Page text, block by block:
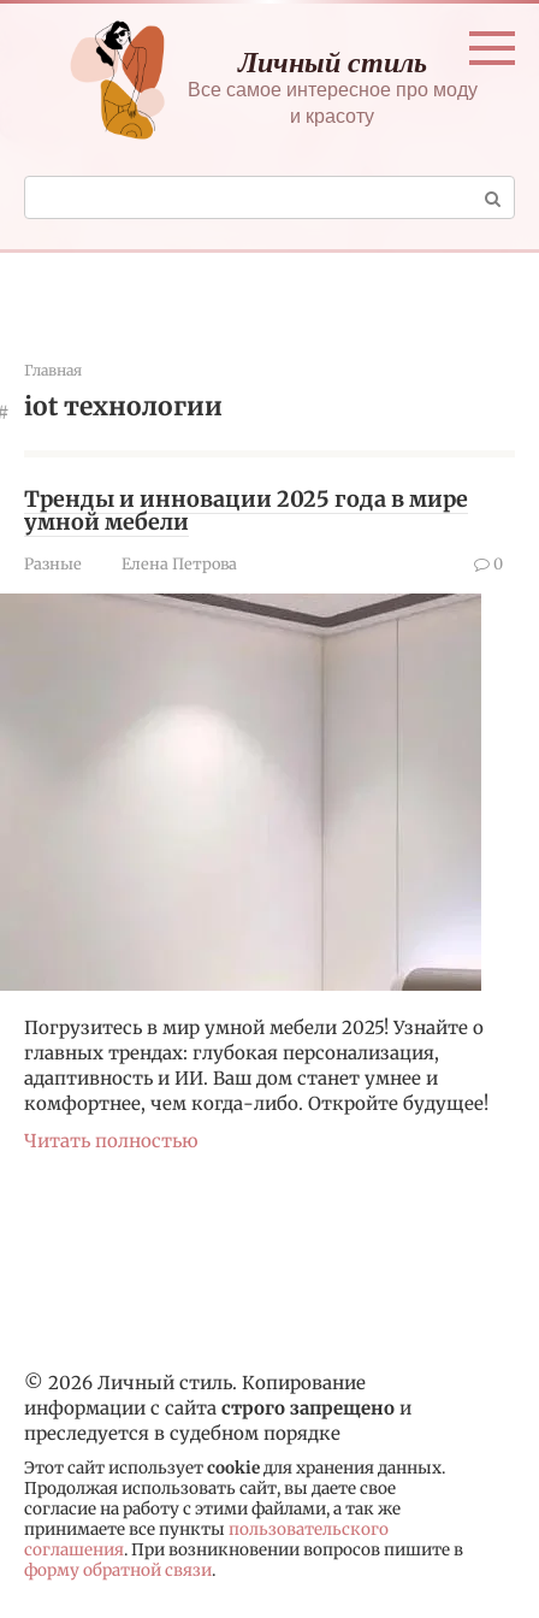
Перейти
контенту
Личный стиль
Все самое интересное про моду
и красоту
Поиск:
Главная
iot технологии
Тренды и инновации 2025 года в мире
умной мебели
Разные Елена Петрова 0
Погрузитесь в мир умной мебели 2025! Узнайте о
главных трендах: глубокая персонализация,
адаптивность и ИИ. Ваш дом станет умнее и
комфортнее, чем когда-либо. Откройте будущее!
Читать полностью
© 2026 Личный стиль. Копирование
информации с сайта строго запрещено и
преследуется в судебном порядке
Этот сайт используетcookieдля хранения данных.
Продолжая использовать сайт, вы даете свое
согласие на работу с этими файлами, а так же
принимаете все пункты пользовательского
соглашения. При возникновении вопросов пишите в
форму обратной связи.